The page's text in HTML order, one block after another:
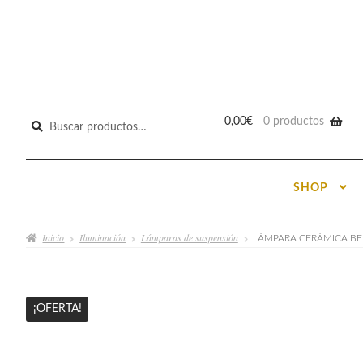
Buscar
0,00€ 0 productos
SHOP
Inicio Iluminación Lámparas de suspensión LÁMPARA CERÁMICA
¡OFERTA!